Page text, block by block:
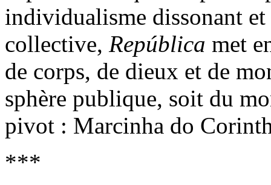
individualisme dissonant
collective, República met
de corps, de dieux et de
sphère publique, soit du
pivot : Marcinha do
***